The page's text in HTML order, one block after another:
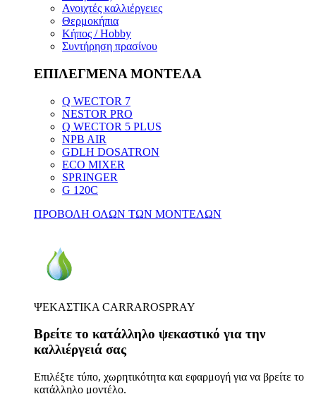
Ανοιχτές καλλιέργειες
Θερμοκήπια
Κήπος / Hobby
Συντήρηση πρασίνου
ΕΠΙΛΕΓΜΕΝΑ ΜΟΝΤΕΛΑ
Q WECTOR 7
NESTOR PRO
Q WECTOR 5 PLUS
NPB AIR
GDLH DOSATRON
ECO MIXER
SPRINGER
G 120C
ΠΡΟΒΟΛΗ ΟΛΩΝ ΤΩΝ ΜΟΝΤΕΛΩΝ
ΨΕΚΑΣΤΙΚΑ CARRAROSPRAY
Βρείτε το κατάλληλο ψεκαστικό για την
καλλιέργειά σας
Επιλέξτε τύπο, χωρητικότητα και εφαρμογή για να βρείτε το
κατάλληλο μοντέλο.